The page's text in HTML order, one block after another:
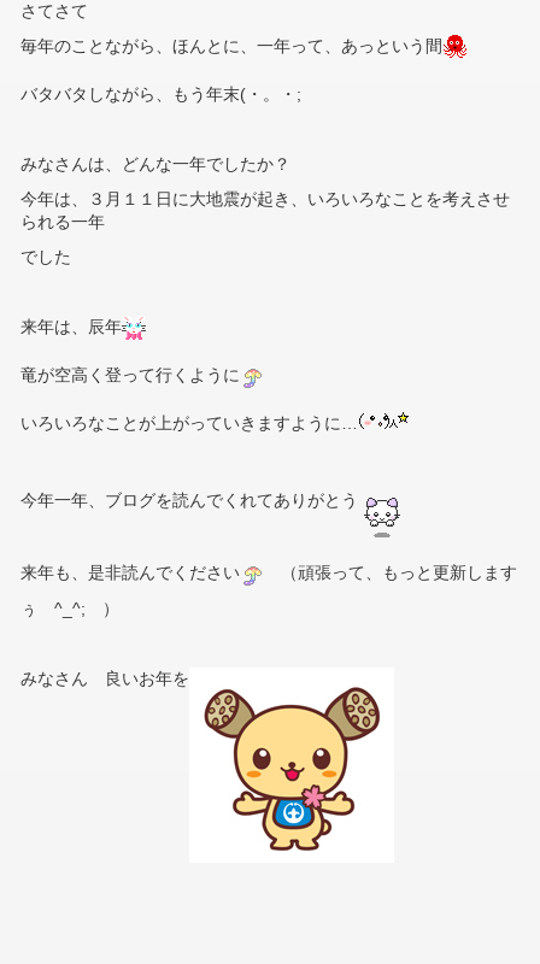
さてさて
毎年のことながら、ほんとに、一年って、あっという間
バタバタしながら、もう年末(・。・;
みなさんは、どんな一年でしたか？
今年は、３月１１日に大地震が起き、いろいろなことを考えさせ
られる一年
でした
来年は、辰年
竜が空高く登って行くように
いろいろなことが上がっていきますように…
今年一年、ブログを読んでくれてありがとう
来年も、是非読んでください
（頑張って、もっと更新します
ぅ ^_^; ）
みなさん 良いお年を